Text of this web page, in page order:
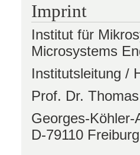
Imprint
Institut für
Microsystems
Institutsleitung /
Prof. Dr.
Georges-Köhler-
D-79110 Freiburg